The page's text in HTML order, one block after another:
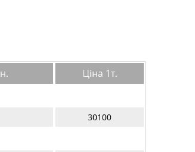
Ціна 1т.
30100